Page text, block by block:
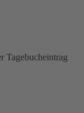
Tagebucheintrag